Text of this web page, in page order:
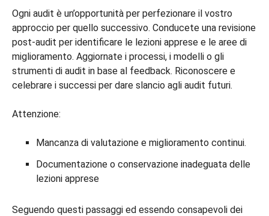
Ogni audit è un’opportunità per perfezionare il vostro
approccio per quello successivo. Conducete una revisione
post-audit per identificare le lezioni apprese e le aree di
miglioramento. Aggiornate i processi, i modelli o gli
strumenti di audit in base al feedback. Riconoscere e
celebrare i successi per dare slancio agli audit futuri.
Attenzione:
Mancanza di valutazione e miglioramento continui.
Documentazione o conservazione inadeguata delle
lezioni apprese
Seguendo questi passaggi ed essendo consapevoli dei